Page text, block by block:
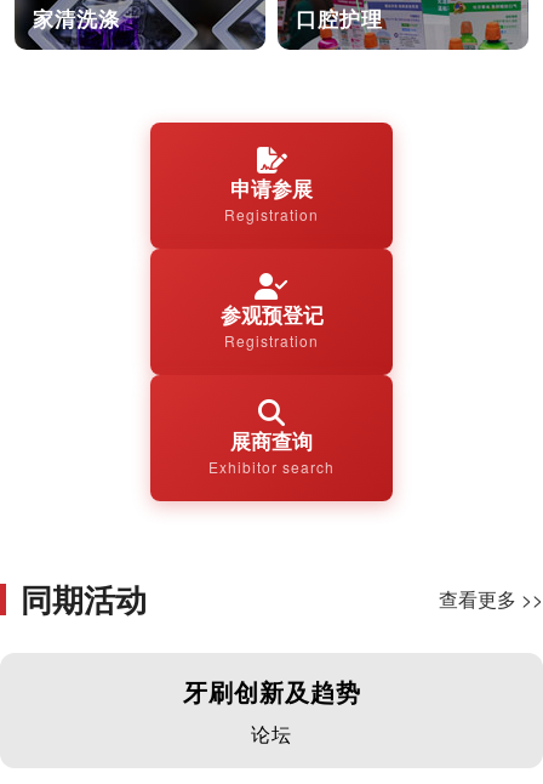
家清洗涤 口腔护理
申请参展
Registration
参观预登记
Registration
展商查询
Exhibitor search
同期活动 查看更多 >>
牙刷创新及趋势
论坛